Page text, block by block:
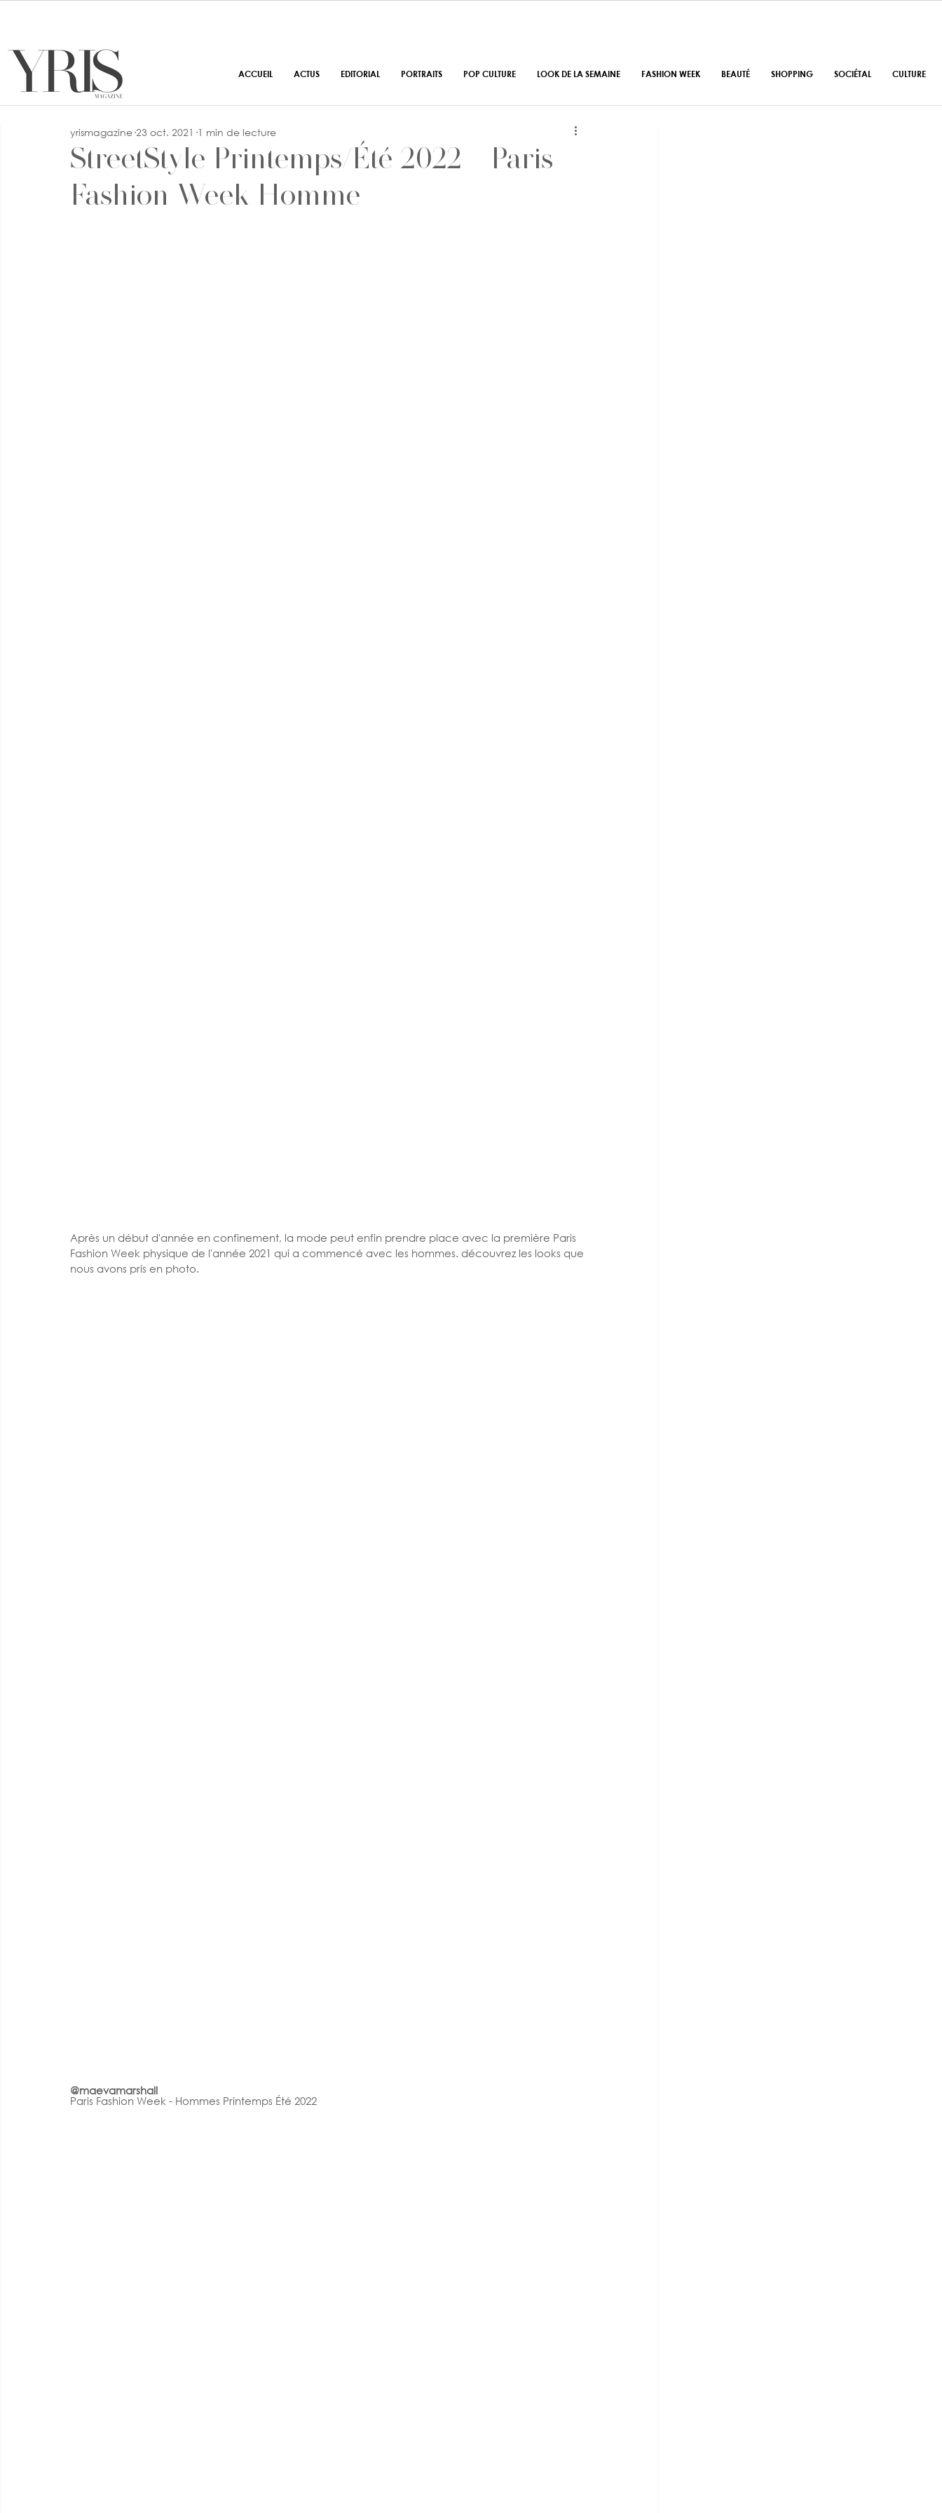
StreetStyle Printemps/Été 2022 – Paris
Fashion Week Homme
yrismagazine 23 oct. 2021 1 min de lecture
Après un début d'année en confinement, la mode peut enfin prendre place avec la première Paris
Fashion Week physique de l'année 2021 qui a commencé avec les hommes. découvrez les looks que
nous avons pris en photo.
@maevamarshall
Paris Fashion Week - Hommes Printemps Été 2022
ACCUEIL ACTUS EDITORIAL PORTRAITS POP CULTURE LOOK DE LA SEMAINE FASHION WEEK BEAUTÉ SHOPPING SOCIÉTAL CULTURE